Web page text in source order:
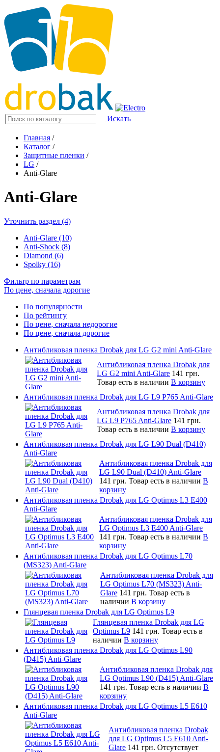
Искать
Главная /
Каталог /
Защитные пленки /
LG /
Anti-Glare
Anti-Glare
Уточнить раздел (4)
Anti-Glare (10)
Anti-Shock (8)
Diamond (6)
Spolky (16)
Фильтр по параметрам
По цене, сначала дорогие
По популярности
По рейтингу
По цене, сначала недорогие
По цене, сначала дорогие
Антибликовая пленка Drobak для LG G2 mini Anti-Glare
Антибликовая пленка Drobak для
LG G2 mini Anti-Glare 141 грн.
Товар есть в наличии В корзину
Антибликовая пленка Drobak для LG L9 P765 Anti-Glare
Антибликовая пленка Drobak для
LG L9 P765 Anti-Glare 141 грн.
Товар есть в наличии В корзину
Антибликовая пленка Drobak для LG L90 Dual (D410)
Anti-Glare
Антибликовая пленка Drobak для
LG L90 Dual (D410) Anti-Glare
141 грн. Товар есть в наличии В
корзину
Антибликовая пленка Drobak для LG Optimus L3 E400
Anti-Glare
Антибликовая пленка Drobak для
LG Optimus L3 E400 Anti-Glare
141 грн. Товар есть в наличии В
корзину
Антибликовая пленка Drobak для LG Optimus L70
(MS323) Anti-Glare
Антибликовая пленка Drobak для
LG Optimus L70 (MS323) Anti-
Glare 141 грн. Товар есть в
наличии В корзину
Глянцевая пленка Drobak для LG Optimus L9
Глянцевая пленка Drobak для LG
Optimus L9 141 грн. Товар есть в
наличии В корзину
Антибликовая пленка Drobak для LG Optimus L90
(D415) Anti-Glare
Антибликовая пленка Drobak для
LG Optimus L90 (D415) Anti-Glare
141 грн. Товар есть в наличии В
корзину
Антибликовая пленка Drobak для LG Optimus L5 E610
Anti-Glare
Антибликовая пленка Drobak
для LG Optimus L5 E610 Anti-
Glare 141 грн. Отсутствует